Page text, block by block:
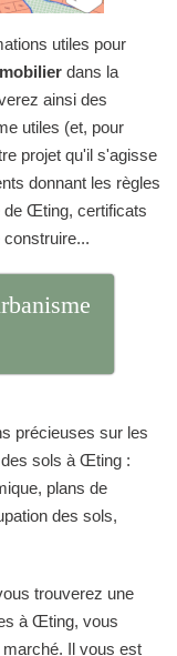
utiles pour
dans la
ainsi des
utiles (et, pour
projet qu'il s'agisse
donnant les règles
de Œting, certificats
précieuses sur les
des sols à Œting :
plans de
des sols,
trouverez une
à Œting, vous
marché. Il vous est